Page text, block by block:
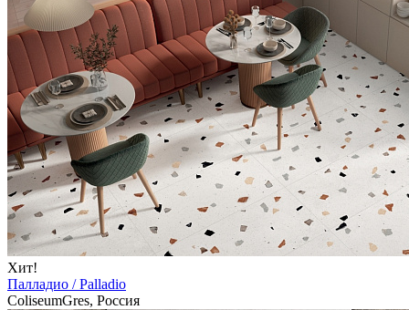
Хит!
Палладио / Palladio
ColiseumGres, Россия